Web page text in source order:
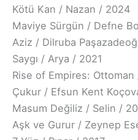
Kötü Kan / Nazan / 2024
Maviye Sürgün / Defne
Aziz / Dilruba
Saygı / Arya / 2021
Rise of Empires:
Çukur / Efsun Kent
Masum Değiliz / Selin /
Aşk ve Gurur / Zeynep